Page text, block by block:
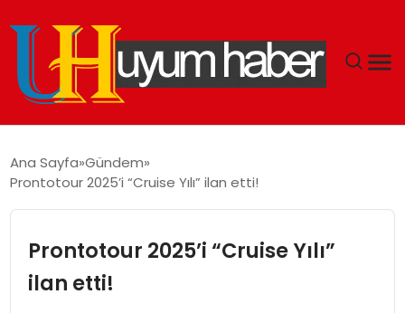
SIYASET
DÜNYA
Ana Sayfa Gündem
Prontotour 2025’i “Cruise Yılı” ilan etti!
Prontotour 2025’i “Cruise Yılı”
ilan etti!